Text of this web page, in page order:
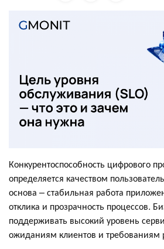
Конкурентоспособность цифрового
определяется качеством
основа – стабильная работа
отклика и прозрачность процессов.
поддерживать высокий уровень
ожиданиям клиентов и требованиям